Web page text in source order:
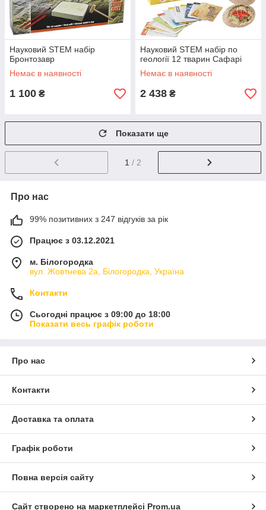
Науковий STEM набір
Бронтозавр
Немає в наявності
1 100 ₴
Науковий STEM набір по
геології 12 тварин Сафарі
Немає в наявності
2 438 ₴
Показати ще
1 / 2
Про нас
99% позитивних з 247 відгуків за рік
Працює з 03.12.2021
м. Білогородка
вул. Жовтнева 2а, Білогородка, Україна
Контакти
Сьогодні працює з 09:00 до 18:00
Показати весь графік роботи
Про нас
Контакти
Доставка та оплата
Графік роботи
Повна версія сайту
Сайт створено на маркетплейсі Prom.ua